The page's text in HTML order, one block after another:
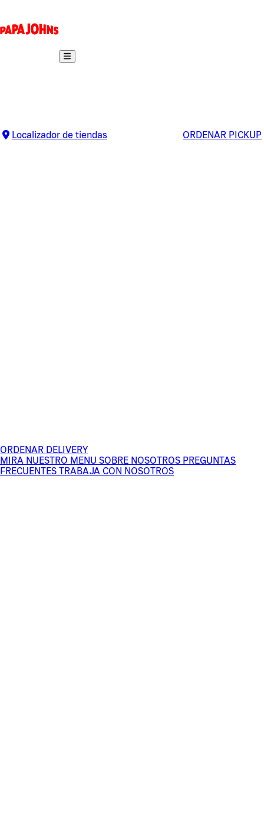
Localizador de tiendas ORDENAR PICKUP
ORDENAR DELIVERY
MIRA NUESTRO MENU SOBRE NOSOTROS PREGUNTAS
FRECUENTES TRABAJA CON NOSOTROS